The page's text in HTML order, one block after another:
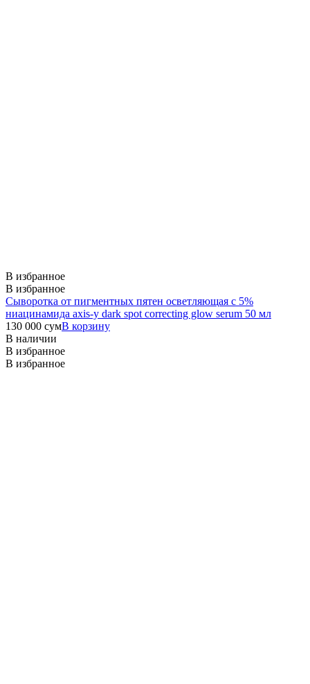
В избранное
В избранное
Cыворотка от пигментных пятен осветляющая с 5%
ниацинамида axis-y dark spot correcting glow serum 50 мл
130 000 сумВ корзину
В наличии
В избранное
В избранное